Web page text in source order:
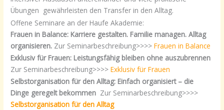
Übungen gewährleisten den Transfer in den Alltag.
Offene Seminare an der Haufe Akademie:
Frauen in Balance: Karriere gestalten. Familie managen. Alltag
organisieren. Zur Seminarbeschreibung>>>>Frauen in Balance
Exklusiv für Frauen: Leistungsfähig bleiben ohne auszubrennen
Zur Seminarbeschreibung>>>>Exklusiv für Frauen
Selbstorganisation für den Alltag: Einfach organisiert – die
Dinge geregelt bekommen Zur Seminarbeschreibung>>>>
Selbstorganisation für den Alltag